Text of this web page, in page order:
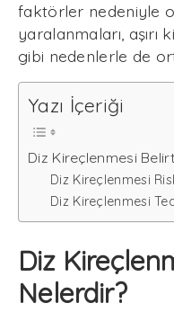
faktörler nedeniyle
yaralanmaları, aşırı
gibi nedenlerle de
Yazı İçeriği
Diz Kireçlenmesi
Diz Kireçlenmesi
Diz Kireçlenmesi
Diz
Nelerdir?